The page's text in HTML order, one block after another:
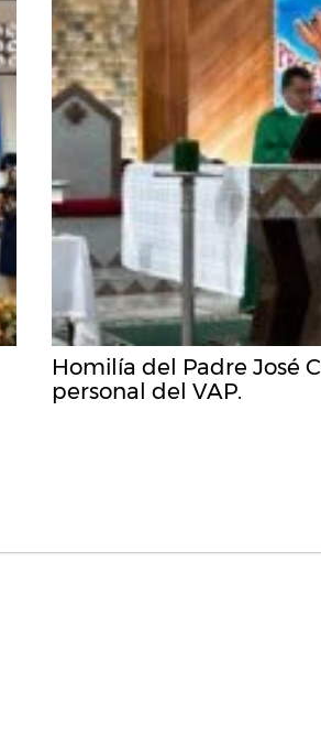
Homilía del Padre José
personal del VAP.